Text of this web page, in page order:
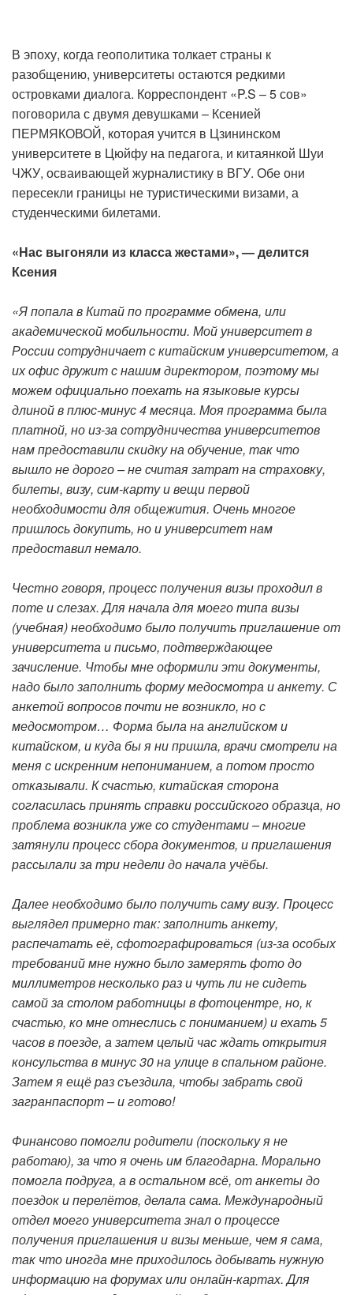
В эпоху, когда геополитика толкает страны к
разобщению, университеты остаются редкими
островками диалога. Корреспондент «P.S – 5 сов»
поговорила с двумя девушками – Ксенией
ПЕРМЯКОВОЙ, которая учится в Цзининском
университете в Цюйфу на педагога, и китаянкой Шуи
ЧЖУ, осваивающей журналистику в ВГУ. Обе они
пересекли границы не туристическими визами, а
студенческими билетами.
«Нас выгоняли из класса жестами», — делится
Ксения
«Я попала в Китай по программе обмена, или
академической мобильности. Мой университет в
России сотрудничает с китайским университетом, а
их офис дружит с нашим директором, поэтому мы
можем официально поехать на языковые курсы
длиной в плюс-минус 4 месяца. Моя программа была
платной, но из-за сотрудничества университетов
нам предоставили скидку на обучение, так что
вышло не дорого – не считая затрат на страховку,
билеты, визу, сим-карту и вещи первой
необходимости для общежития. Очень многое
пришлось докупить, но и университет нам
предоставил немало.
Честно говоря, процесс получения визы проходил в
поте и слезах. Для начала для моего типа визы
(учебная) необходимо было получить приглашение от
университета и письмо, подтверждающее
зачисление. Чтобы мне оформили эти документы,
надо было заполнить форму медосмотра и анкету. С
анкетой вопросов почти не возникло, но с
медосмотром… Форма была на английском и
китайском, и куда бы я ни пришла, врачи смотрели на
меня с искренним непониманием, а потом просто
отказывали. К счастью, китайская сторона
согласилась принять справки российского образца, но
проблема возникла уже со студентами – многие
затянули процесс сбора документов, и приглашения
рассылали за три недели до начала учёбы.
Далее необходимо было получить саму визу. Процесс
выглядел примерно так: заполнить анкету,
распечатать её, сфотографироваться (из-за особых
требований мне нужно было замерять фото до
миллиметров несколько раз и чуть ли не сидеть
самой за столом работницы в фотоцентре, но, к
счастью, ко мне отнеслись с пониманием) и ехать 5
часов в поезде, а затем целый час ждать открытия
консульства в минус 30 на улице в спальном районе.
Затем я ещё раз съездила, чтобы забрать свой
загранпаспорт – и готово!
Финансово помогли родители (поскольку я не
работаю), за что я очень им благодарна. Морально
помогла подруга, а в остальном всё, от анкеты до
поездок и перелётов, делала сама. Международный
отдел моего университета знал о процессе
получения приглашения и визы меньше, чем я сама,
так что иногда мне приходилось добывать нужную
информацию на форумах или онлайн-картах. Для